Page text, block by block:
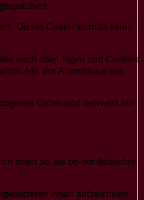
Dieses Cookie enthält keine
nach zwei Tagen und Cookies
Mit der Abmeldung aus
Daten und verweist nur
exakt so, als ob der Besucher
Inhalt aufzeichnen,